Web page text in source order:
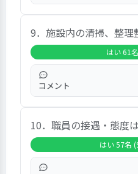
「はい」の回答は
ない」の回答は1.6%
1.6%であった｡ 自由
く話をしていますし
ます」という声が寄
員と園での様子など
という意見が寄せら
9．施設内の清掃、整
はい 61
コメント
「はい」の回答は
ない」の回答は1.6%
の回答は1.6%であっ
日掃除をしていただ
で、大丈夫だと思っ
10．職員の接遇・態度
はい 57名